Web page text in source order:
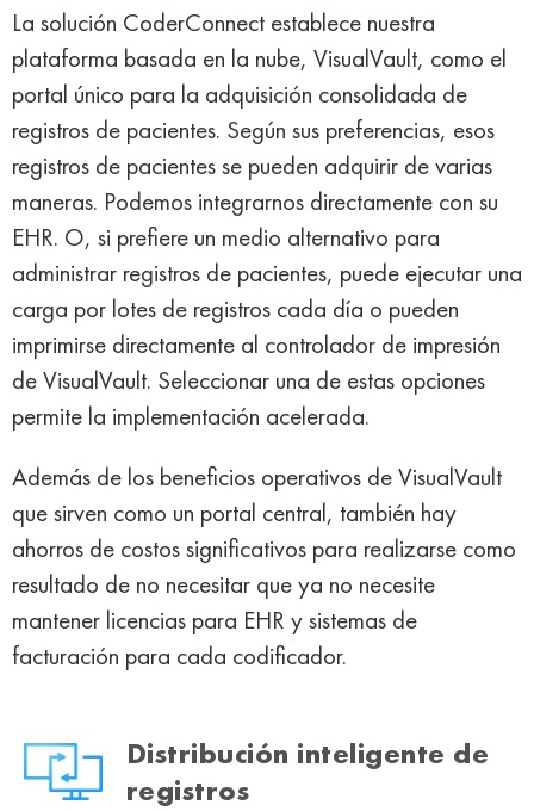
La solución CoderConnect establece nuestra
plataforma basada en la nube, VisualVault, como el
portal único para la adquisición consolidada de
registros de pacientes. Según sus preferencias, esos
registros de pacientes se pueden adquirir de varias
maneras. Podemos integrarnos directamente con su
EHR. O, si prefiere un medio alternativo para
administrar registros de pacientes, puede ejecutar una
carga por lotes de registros cada día o pueden
imprimirse directamente al controlador de impresión
de VisualVault. Seleccionar una de estas opciones
permite la implementación acelerada.
Además de los beneficios operativos de VisualVault
que sirven como un portal central, también hay
ahorros de costos significativos para realizarse como
resultado de no necesitar que ya no necesite
mantener licencias para EHR y sistemas de
facturación para cada codificador.
Distribución inteligente de
registros